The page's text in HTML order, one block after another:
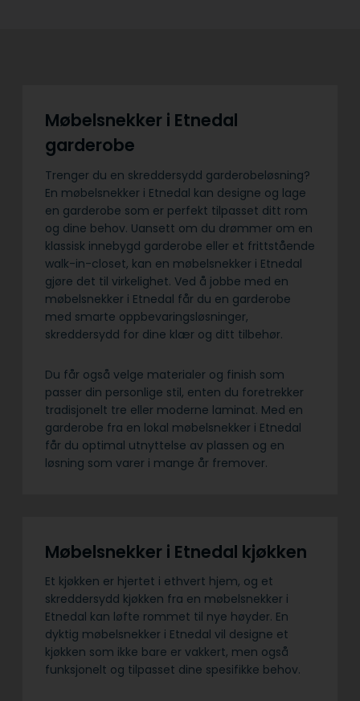
Møbelsnekker i Etnedal
garderobe
Trenger du en skreddersydd garderobeløsning?
En møbelsnekker i Etnedal kan designe og lage
en garderobe som er perfekt tilpasset ditt rom
og dine behov. Uansett om du drømmer om en
klassisk innebygd garderobe eller et frittstående
walk-in-closet, kan en møbelsnekker i Etnedal
gjøre det til virkelighet. Ved å jobbe med en
møbelsnekker i Etnedal får du en garderobe
med smarte oppbevaringsløsninger,
skreddersydd for dine klær og ditt tilbehør.
Du får også velge materialer og finish som
passer din personlige stil, enten du foretrekker
tradisjonelt tre eller moderne laminat. Med en
garderobe fra en lokal møbelsnekker i Etnedal
får du optimal utnyttelse av plassen og en
løsning som varer i mange år fremover.
Møbelsnekker i Etnedal kjøkken
Et kjøkken er hjertet i ethvert hjem, og et
skreddersydd kjøkken fra en møbelsnekker i
Etnedal kan løfte rommet til nye høyder. En
dyktig møbelsnekker i Etnedal vil designe et
kjøkken som ikke bare er vakkert, men også
funksjonelt og tilpasset dine spesifikke behov.